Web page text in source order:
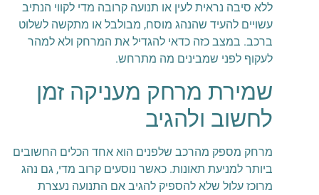
ללא סיבה נראית לעין או תנועה קרובה מדי לקווי הנתיב
עשויים להעיד שהנהג מוסח, מבולבל או מתקשה לשלוט
ברכב. במצב כזה כדאי להגדיל את המרחק ולא למהר
לעקוף לפני שמבינים מה מתרחש.
שמירת מרחק מעניקה זמן
לחשוב ולהגיב
מרחק מספק מהרכב שלפנים הוא אחד הכלים החשובים
ביותר למניעת תאונות. כאשר נוסעים קרוב מדי, גם נהג
מרוכז עלול שלא להספיק להגיב אם התנועה נעצרת